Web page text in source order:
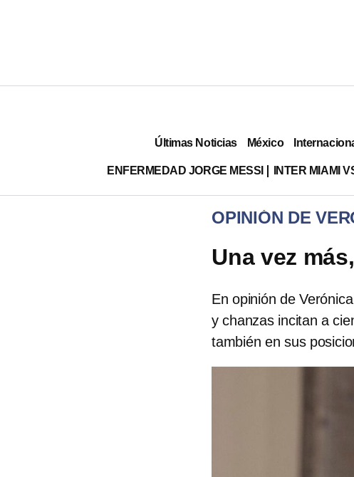
Últimas Noticias México
ENFERMEDAD JORGE MESSI INTER MIAMI
OPINIÓN DE
Una vez
En opinión de
y chanzas incitan a
también en sus